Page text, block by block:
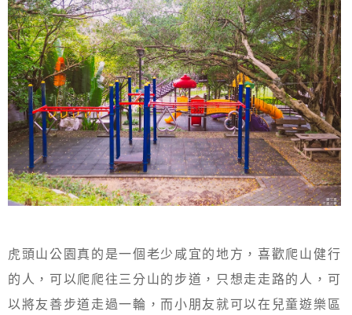
虎頭山公園真的是一個老少咸宜的地方，喜歡爬山健行
的人，可以爬爬往三分山的步道，只想走走路的人，可
以將友善步道走過一輪，而小朋友就可以在兒童遊樂區